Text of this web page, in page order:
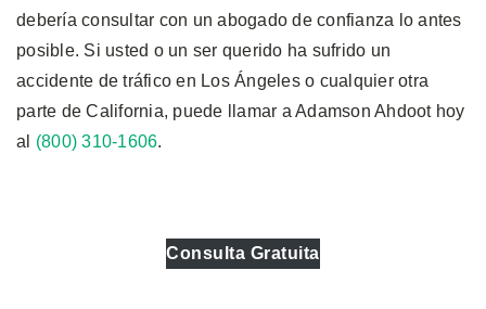
debería consultar con un abogado de confianza lo antes
posible. Si usted o un ser querido ha sufrido un
accidente de tráfico en Los Ángeles o cualquier otra
parte de California, puede llamar a Adamson Ahdoot hoy
al (800) 310-1606.
Consulta Gratuita